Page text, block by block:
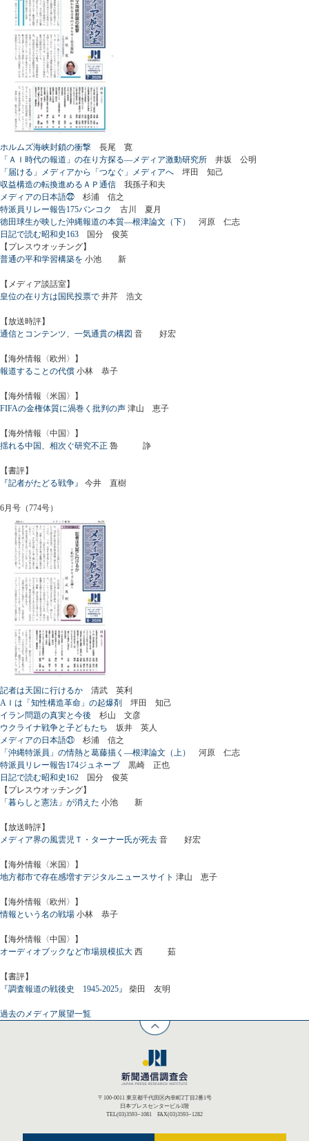
ホルムズ海峡封鎖の衝撃 長尾 寛
「ＡＩ時代の報道」の在り方探る―メディア激動研究所 井坂 公明
「届ける」メディアから「つなぐ」メディアへ 坪田 知己
収益構造の転換進めるＡＰ通信 我孫子和夫
メディアの日本語㉒ 杉浦 信之
特派員リレー報告175バンコク
古川 夏月
徳田球生が映した沖縄報道の本質―根津論文（下）
河原 仁志
日記で読む昭和史163 国分 俊英
【プレスウオッチング】
普通の平和学習構築を 小池 新
【メディア談話室】
皇位の在り方は国民投票で 井芹 浩文
【放送時評】
通信とコンテンツ、一気通貫の構図 音 好宏
【海外情報〈欧州〉】
報道することの代償 小林 恭子
【海外情報〈米国〉】
FIFAの金権体質に渦巻く批判の声 津山 恵子
【海外情報〈中国〉】
揺れる中国、相次ぐ研究不正 魯 諍
【書評】
『記者がたどる戦争』
今井 直樹
6月号（774号）
記者は天国に行けるか 清武 英利
AＩは「知性構造革命」の起爆剤 坪田 知己
イラン問題の真実と今後 杉山 文彦
ウクライナ戦争と子どもたち 坂井 英人
メディアの日本語㉑ 杉浦 信之
「沖縄特派員」の情熱と葛藤描く―根津論文（上）
河原 仁志
特派員リレー報告174ジュネーブ 黒崎 正也
日記で読む昭和史162 国分 俊英
【プレスウオッチング】
「暮らしと憲法」が消えた 小池 新
【放送時評】
メディア界の風雲児Ｔ・ターナー氏が死去 音 好宏
【海外情報〈米国〉】
地方都市で存在感増すデジタルニュースサイト 津山 恵子
【海外情報〈欧州〉】
情報という名の戦場 小林 恭子
【海外情報〈中国〉】
オーディオブックなど市場規模拡大 西 茹
【書評】
『調査報道の戦後史 1945-2025』
柴田 友明
過去のメディア展望一覧
〒100-0011 東京都千代田区内幸町2丁目2番1号
日本プレスセンタービル1階
TEL(03)3593−1081 FAX(03)3593−1282